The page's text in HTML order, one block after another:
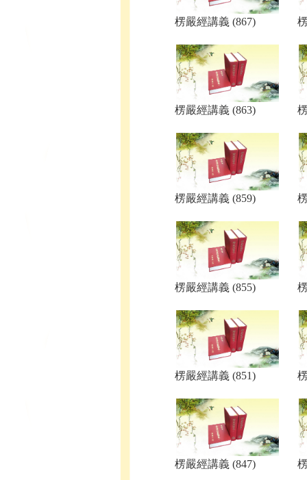
楞嚴經講義 (867)
楞嚴經講義 (863)
楞嚴經講義 (859)
楞嚴經講義 (855)
楞嚴經講義 (851)
楞嚴經講義 (847)